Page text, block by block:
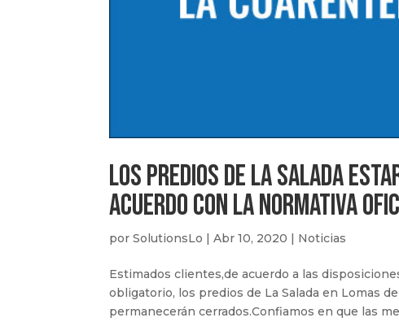
Los predios de La Salada
acuerdo con la normativa
porSolutionsLo |Abr 10, 2020 | Noticias
Estimados clientes,de acuerdo a las
obligatorio, los predios de La Salada en Lomas
permanecerán cerrados.Confiamos en que las